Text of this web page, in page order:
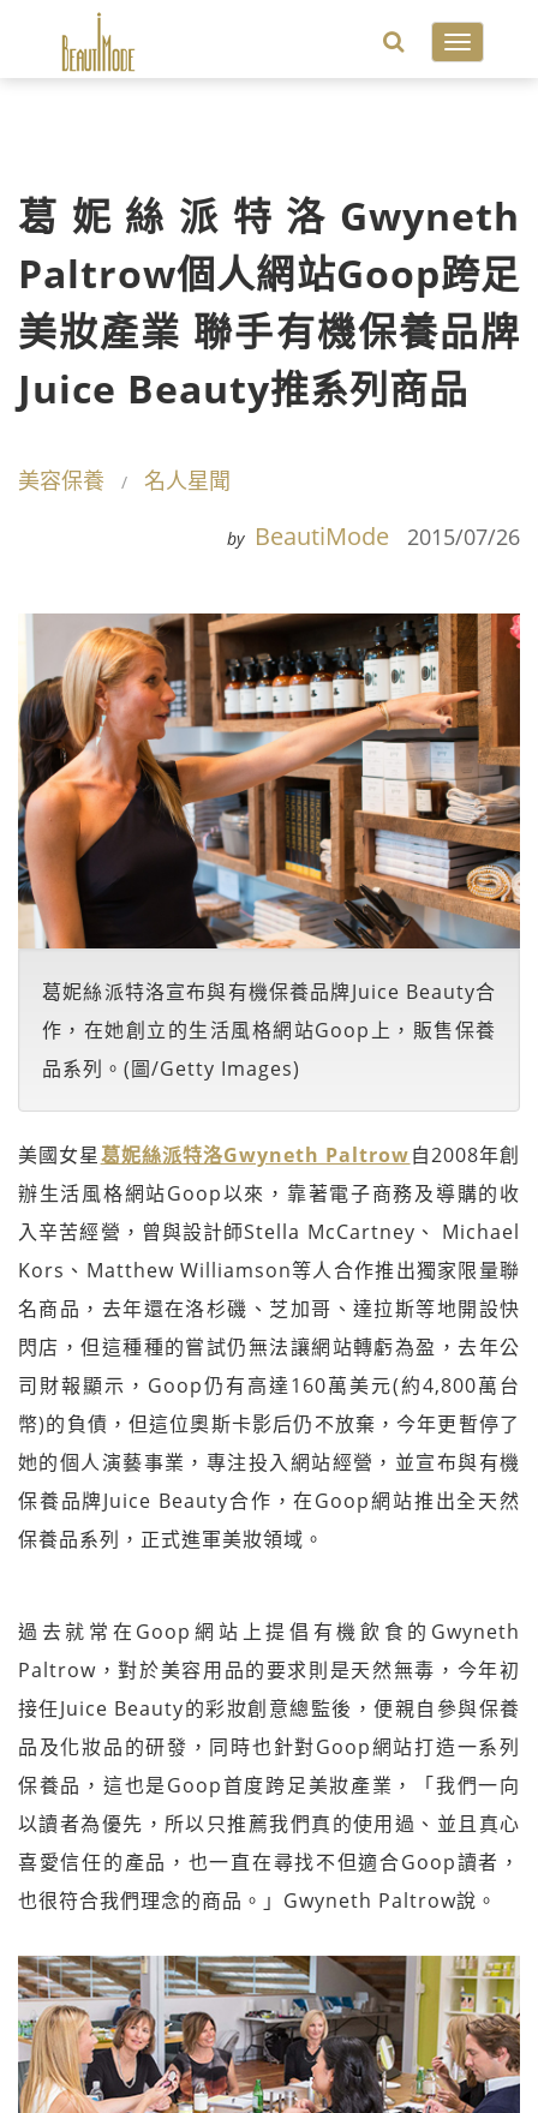
Toggle
葛妮絲派特洛Gwyneth
Paltrow個人網站Goop跨足
美妝產業 聯手有機保養品牌
Juice Beauty推系列商品
美容保養 名人星聞
by BeautiMode 2015/07/26
葛妮絲派特洛宣布與有機保養品牌Juice Beauty合
作，在她創立的生活風格網站Goop上，販售保養
品系列。(圖/Getty Images)
美國女星葛妮絲派特洛Gwyneth Paltrow自2008年創
辦生活風格網站Goop以來，靠著電子商務及導購的收
入辛苦經營，曾與設計師Stella McCartney、 Michael
Kors、Matthew Williamson等人合作推出獨家限量聯
名商品，去年還在洛杉磯、芝加哥、達拉斯等地開設快
閃店，但這種種的嘗試仍無法讓網站轉虧為盈，去年公
司財報顯示，Goop仍有高達160萬美元(約4,800萬台
幣)的負債，但這位奧斯卡影后仍不放棄，今年更暫停了
她的個人演藝事業，專注投入網站經營，並宣布與有機
保養品牌Juice Beauty合作，在Goop網站推出全天然
保養品系列，正式進軍美妝領域。
過去就常在Goop網站上提倡有機飲食的Gwyneth
Paltrow，對於美容用品的要求則是天然無毒，今年初
接任Juice Beauty的彩妝創意總監後，便親自參與保養
品及化妝品的研發，同時也針對Goop網站打造一系列
保養品，這也是Goop首度跨足美妝產業，「我們一向
以讀者為優先，所以只推薦我們真的使用過、並且真心
喜愛信任的產品，也一直在尋找不但適合Goop讀者，
也很符合我們理念的商品。」Gwyneth Paltrow說。